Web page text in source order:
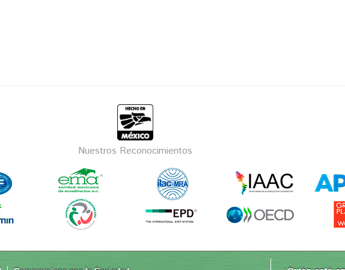
Nuestros Reconocimientos